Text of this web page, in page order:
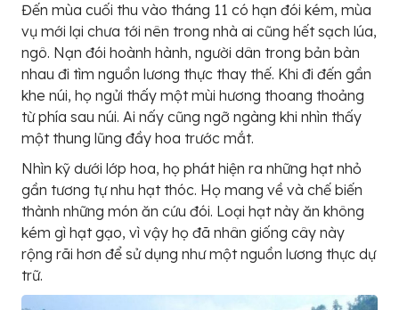
Đến mùa cuối thu vào tháng 11 có hạn đói kém, mùa
vụ mới lại chưa tới nên trong nhà ai cũng hết sạch lúa,
ngô. Nạn đói hoành hành, người dân trong bản bàn
nhau đi tìm nguồn lương thực thay thế. Khi đi đến gần
khe núi, họ ngửi thấy một mùi hương thoang thoảng
từ phía sau núi. Ai nấy cũng ngỡ ngàng khi nhìn thấy
một thung lũng đầy hoa trước mắt.
Nhìn kỹ dưới lớp hoa, họ phát hiện ra những hạt nhỏ
gần tương tự nhu hạt thóc. Họ mang về và chế biến
thành những món ăn cứu đói. Loại hạt này ăn không
kém gì hạt gạo, vì vậy họ đã nhân giống cây này
rộng rãi hơn để sử dụng như một nguồn lương thực dự
trữ.